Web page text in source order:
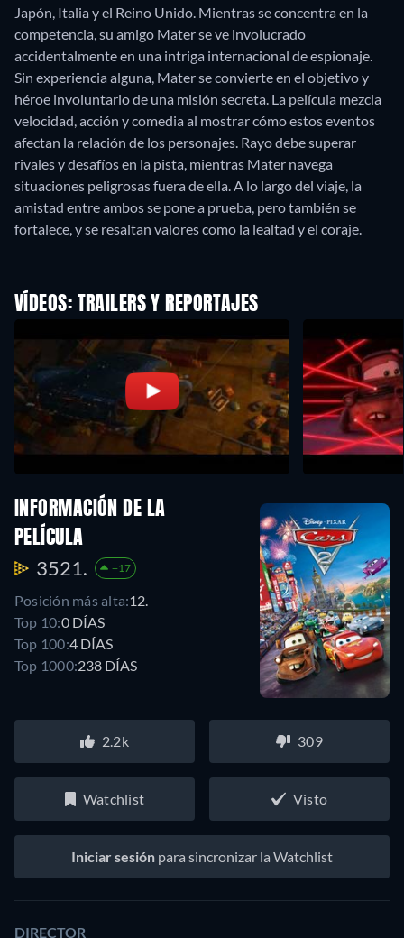
Japón, Italia y el Reino Unido. Mientras se concentra en la
competencia, su amigo Mater se ve involucrado
accidentalmente en una intriga internacional de espionaje.
Sin experiencia alguna, Mater se convierte en el objetivo y
héroe involuntario de una misión secreta. La película mezcla
velocidad, acción y comedia al mostrar cómo estos eventos
afectan la relación de los personajes. Rayo debe superar
rivales y desafíos en la pista, mientras Mater navega
situaciones peligrosas fuera de ella. A lo largo del viaje, la
amistad entre ambos se pone a prueba, pero también se
fortalece, y se resaltan valores como la lealtad y el coraje.
VÍDEOS: TRAILERS Y REPORTAJES
INFORMACIÓN DE LA
PELÍCULA
3521. +17
Posición más alta:12.
Top 10:0 DÍAS
Top 100:4 DÍAS
Top 1000:238 DÍAS
2.2k 309
Watchlist Visto
Iniciar sesión para sincronizar la Watchlist
DIRECTOR